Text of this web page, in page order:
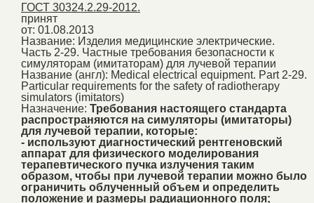
ГОСТ 30324.2.29-2012.
принят
от: 01.08.2013
Название: Изделия медицинские электрические.
Часть 2-29. Частные требования безопасности к
симуляторам (имитаторам) для лучевой терапии
Название (англ): Medical electrical equipment. Part 2-29.
Particular requirements for the safety of radiotherapy
simulators (imitators)
Назначение: Требования настоящего стандарта
распространяются на симуляторы (имитаторы)
для лучевой терапии, которые:
- используют диагностический рентгеновский
аппарат для физического моделирования
терапевтического пучка излучения таким
образом, чтобы при лучевой терапии можно было
ограничить облученный объем и определить
положение и размеры радиационного поля;